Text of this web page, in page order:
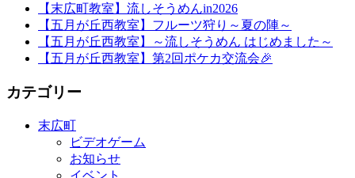
【末広町教室】流しそうめんin2026
【五月が丘西教室】フルーツ狩り～夏の陣～
【五月が丘西教室】～流しそうめん はじめました～
【五月が丘西教室】第2回ポケカ交流会🎉
カテゴリー
末広町
ビデオゲーム
お知らせ
イベント